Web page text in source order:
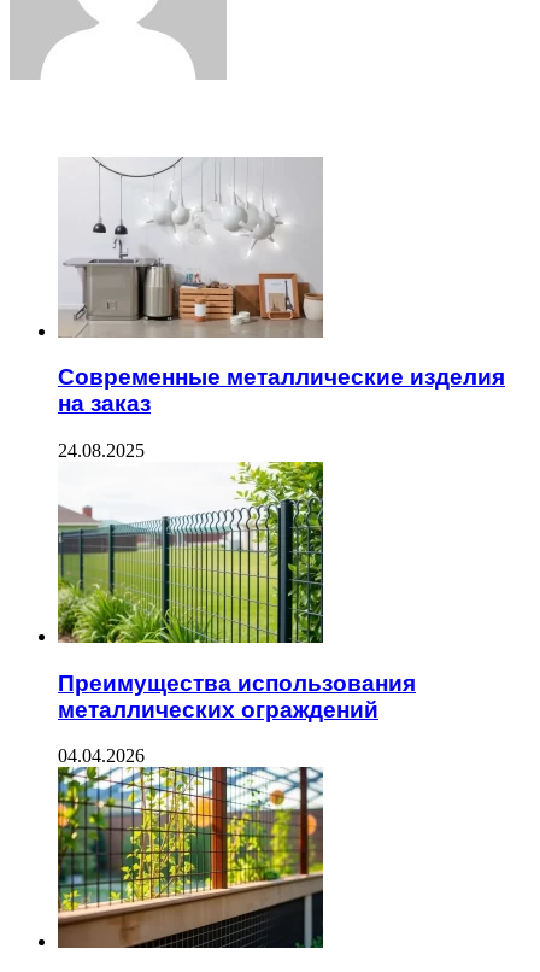
Современные металлические изделия
на заказ
24.08.2025
Преимущества использования
металлических ограждений
04.04.2026